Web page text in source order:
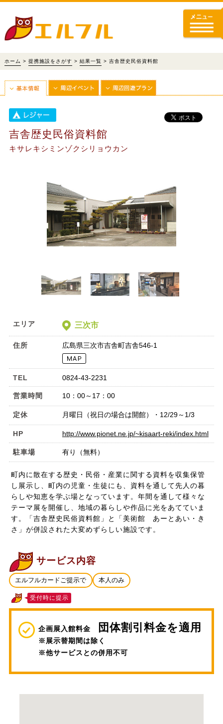
ホーム > 提携施設をさがす > 結果一覧 > 吉舎歴史民俗資料館
吉舎歴史民俗資料館
キサレキシミンゾクシリョウカン
エリア 三次市
住所 広島県三次市吉舎町吉舎546-1
TEL 0824-43-2231
営業時間 10：00～17：00
定休 月曜日（祝日の場合は開館）・12/29～1/3
HP http://www.pionet.ne.jp/~kisaart-reki/index.html
駐車場 有り（無料）
町内に散在する歴史・民俗・産業に関する資料を収集保管
し展示し、町内の児童・生徒にも、資料を通して先人の暮
らしや知恵を学ぶ場となっています。年間を通して様々な
テーマ展を開催し、地域の暮らしや作品に光をあてていま
す。「吉舎歴史民俗資料館」と「美術館 あーとあい・き
さ」が併設された大変めずらしい施設です。
サービス内容
エルフルカードご提示で 本人のみ
受付時に提示
企画展入館料金 団体割引料金を適用
※展示替期間は除く
※他サービスとの併用不可